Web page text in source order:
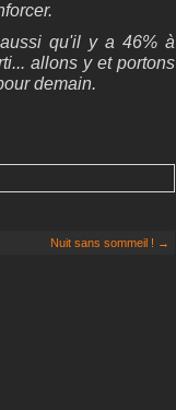
qu'il y a 46% à
allons y et portons
demain.
Nuit sans sommeil ! →